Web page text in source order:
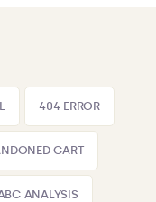
404 ERROR
CART
ANALYSIS